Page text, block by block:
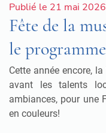
Publié le 21 mai 2026
Fête de la
le
Cette année encore,
avant les talents
ambiances, pour une
en couleurs!